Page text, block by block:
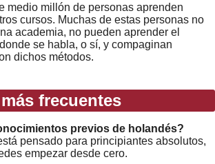
medio millón de personas aprenden
cursos. Muchas de estas personas no
academia, no pueden aprender el
se habla, o sí, y compaginan
dichos métodos.
frecuentes
previos de holandés?
pensado para principiantes absolutos,
empezar desde cero.